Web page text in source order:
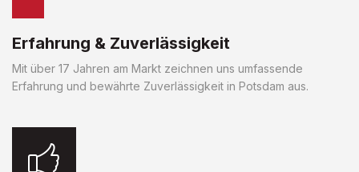
Erfahrung & Zuverlässigkeit
Mit über 17 Jahren am Markt zeichnen uns umfassende
Erfahrung und bewährte Zuverlässigkeit in Potsdam aus.